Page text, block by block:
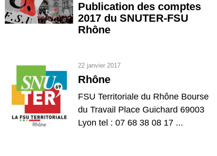
Publication des comptes
2017 du SNUTER-FSU
Rhône
22 janvier 2017
Rhône
FSU Territoriale du Rhône Bourse
du Travail Place Guichard 69003
Lyon tel : 07 68 38 08 17 ...